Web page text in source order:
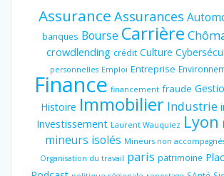
Assurance Assurances
banques Bourse Carrière
crowdlending crédit Culture
personnelles Emploi Entreprise
Finance financement fraude
Histoire Immobilier Industrie
Investissement Laurent Wauquiez Lyon
mineurs isolés Mineurs non
Organisation du travail paris patrimoine